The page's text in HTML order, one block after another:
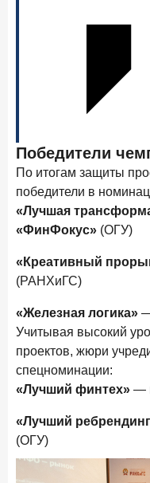
продуктов усиливается
28 апреля 2026 года
27 апреля 2026 года
Банки
снижения ключевой
Средний срок
26,8лет
24 апреля 2026 года
в марте 2026 года
15 апреля 2026 года
Рынок подписок
Победители
По итогам защиты
победители в
«Лучшая
«ФинФокус» (ОГУ)
«Креативный
(РАНХиГС)
«Железная логика»
Учитывая высокий
проектов, жюри
спецноминации:
«Лучший финтех» —
«Лучший
(ОГУ)